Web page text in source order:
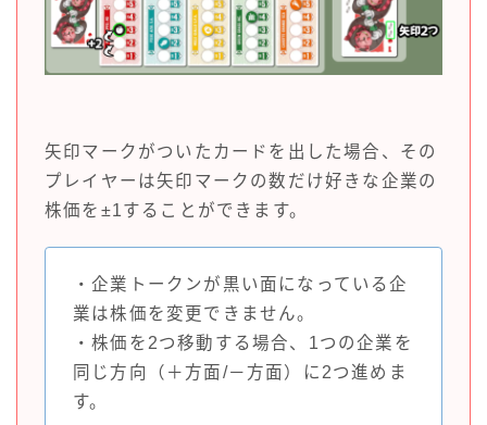
矢印マークがついたカードを出した場合、その
プレイヤーは矢印マークの数だけ好きな企業の
株価を±1することができます。
・企業トークンが黒い面になっている企
業は株価を変更できません。
・株価を2つ移動する場合、1つの企業を
同じ方向（＋方面/－方面）に2つ進めま
す。